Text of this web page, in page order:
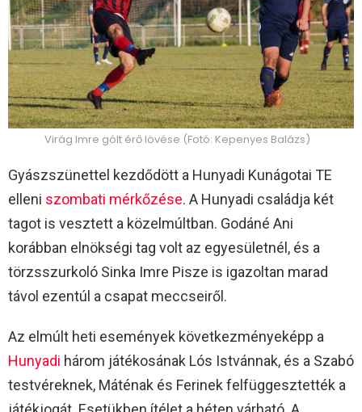
Virág Imre gólt érő lövése (Fotó: Kepenyes Balázs)
Gyászszünettel kezdődött a Hunyadi Kunágotai TE
elleni szombati mérkőzése. A Hunyadi családja két
tagot is vesztett a közelmúltban. Godáné Ani
korábban elnökségi tag volt az egyesületnél, és a
törzsszurkoló Sinka Imre Pisze is igazoltan marad
távol ezentúl a csapat meccseiről.
Az elmúlt heti események következményeképp a
Hunyadi három játékosának Lós Istvánnak, és a Szabó
testvéreknek, Máténak és Ferinek felfüggesztették a